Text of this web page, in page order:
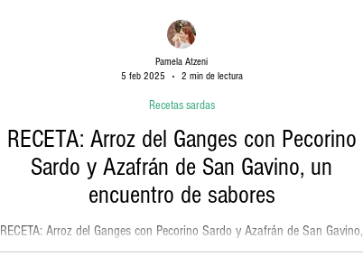
RECETA: Arroz del Ganges con Pecorino
Sardo y Azafrán de San Gavino, un
encuentro de sabores
RECETA: Arroz del Ganges con Pecorino Sardo y Azafrán de San Gavino,
un encuentro de sabores
Recetas sardas
Pamela Atzeni
5 feb 2025
2 min de lectura